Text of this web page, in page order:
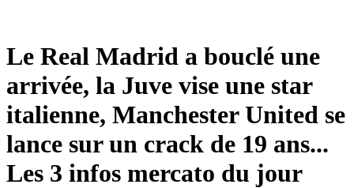
Le Real Madrid a bouclé une
arrivée, la Juve vise une star
italienne, Manchester United se
lance sur un crack de 19 ans...
Les 3 infos mercato du jour